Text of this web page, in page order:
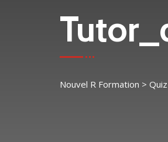
Nouvel R Formation > Quiz